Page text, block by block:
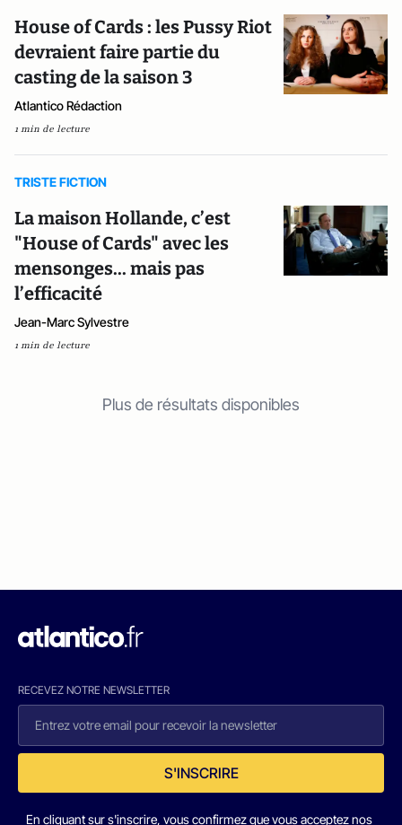
House of Cards : les Pussy Riot
devraient faire partie du
casting de la saison 3
Atlantico Rédaction
1 min de lecture
TRISTE FICTION
La maison Hollande, c’est
"House of Cards" avec les
mensonges... mais pas
l’efficacité
Jean-Marc Sylvestre
1 min de lecture
Plus de résultats disponibles
RECEVEZ NOTRE NEWSLETTER
S'INSCRIRE
En cliquant sur s'inscrire, vous confirmez que vous acceptez nos